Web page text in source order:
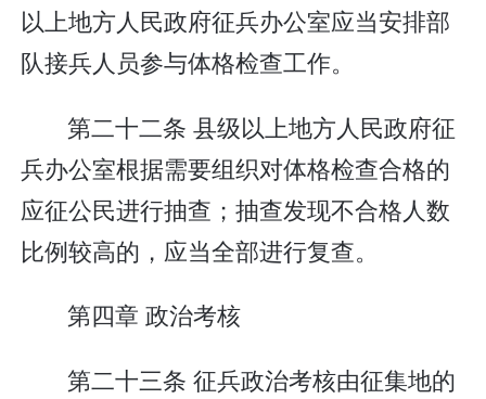
以上地方人民政府征兵办公室应当安排部
队接兵人员参与体格检查工作。
第二十二条 县级以上地方人民政府征
兵办公室根据需要组织对体格检查合格的
应征公民进行抽查；抽查发现不合格人数
比例较高的，应当全部进行复查。
第四章 政治考核
第二十三条 征兵政治考核由征集地的